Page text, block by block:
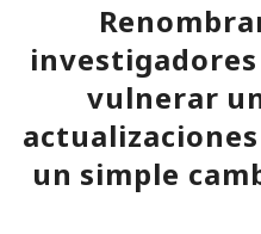
vulnerar
un simple